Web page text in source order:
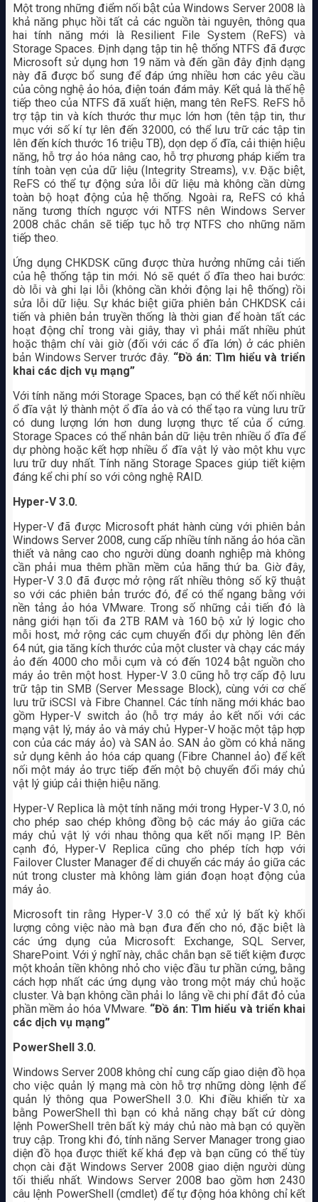
Một trong những điểm nối bật của Windows Server 2008 là
khả năng phục hồi tất cả các nguồn tài nguyên, thông qua
hai tính năng mới là Resilient File System (ReFS) và
Storage Spaces. Định dạng tập tin hệ thống NTFS đã được
Microsoft sử dụng hơn 19 năm và đến gần đây định dạng
này đã được bổ sung để đáp ứng nhiều hơn các yêu cầu
của công nghệ ảo hóa, điện toán đám mây. Kết quả là thế hệ
tiếp theo của NTFS đã xuất hiện, mang tên ReFS. ReFS hỗ
trợ tập tin và kích thước thư mục lớn hơn (tên tập tin, thư
mục với số kí tự lên đến 32000, có thể lưu trữ các tập tin
lên đến kích thước 16 triệu TB), dọn dẹp ổ đĩa, cải thiện hiệu
năng, hỗ trợ ảo hóa nâng cao, hỗ trợ phương pháp kiểm tra
tính toàn vẹn của dữ liệu (Integrity Streams), v.v. Đặc biệt,
ReFS có thể tự động sửa lỗi dữ liệu mà không cần dừng
toàn bộ hoạt động của hệ thống. Ngoài ra, ReFS có khả
năng tương thích ngược với NTFS nên Windows Server
2008 chắc chắn sẽ tiếp tục hỗ trợ NTFS cho những năm
tiếp theo.
Ứng dụng CHKDSK cũng được thừa hưởng những cải tiến
của hệ thống tập tin mới. Nó sẽ quét ổ đĩa theo hai bước:
dò lỗi và ghi lại lỗi (không cần khởi động lại hệ thống) rồi
sửa lỗi dữ liệu. Sự khác biệt giữa phiên bản CHKDSK cải
tiến và phiên bản truyền thống là thời gian để hoàn tất các
hoạt động chỉ trong vài giây, thay vì phải mất nhiều phút
hoặc thậm chí vài giờ (đối với các ổ đĩa lớn) ở các phiên
bản Windows Server trước đây. “Đồ án: Tìm hiểu và triển
khai các dịch vụ mạng”
Với tính năng mới Storage Spaces, bạn có thể kết nối nhiều
ổ đĩa vật lý thành một ổ đĩa ảo và có thể tạo ra vùng lưu trữ
có dung lượng lớn hơn dung lượng thực tế của ổ cứng.
Storage Spaces có thể nhân bản dữ liệu trên nhiều ổ đĩa để
dự phòng hoặc kết hợp nhiều ổ đĩa vật lý vào một khu vực
lưu trữ duy nhất. Tính năng Storage Spaces giúp tiết kiệm
đáng kể chi phí so với công nghệ RAID.
Hyper-V 3.0.
Hyper-V đã được Microsoft phát hành cùng với phiên bản
Windows Server 2008, cung cấp nhiều tính năng ảo hóa cần
thiết và nâng cao cho người dùng doanh nghiệp mà không
cần phải mua thêm phần mềm của hãng thứ ba. Giờ đây,
Hyper-V 3.0 đã được mở rộng rất nhiều thông số kỹ thuật
so với các phiên bản trước đó, để có thể ngang bằng với
nền tảng ảo hóa VMware. Trong số những cải tiến đó là
nâng giới hạn tối đa 2TB RAM và 160 bộ xử lý logic cho
mỗi host, mở rộng các cụm chuyển đổi dự phòng lên đến
64 nút, gia tăng kích thước của một cluster và chạy các máy
ảo đến 4000 cho mỗi cụm và có đến 1024 bật nguồn cho
máy ảo trên một host. Hyper-V 3.0 cũng hỗ trợ cấp độ lưu
trữ tập tin SMB (Server Message Block), cùng với cơ chế
lưu trữ iSCSI và Fibre Channel. Các tính năng mới khác bao
gồm Hyper-V switch ảo (hỗ trợ máy ảo kết nối với các
mạng vật lý, máy ảo và máy chủ Hyper-V hoặc một tập hợp
con của các máy ảo) và SAN ảo. SAN ảo gồm có khả năng
sử dụng kênh ảo hóa cáp quang (Fibre Channel ảo) để kết
nối một máy ảo trực tiếp đến một bộ chuyển đổi máy chủ
vật lý giúp cải thiện hiệu năng.
Hyper-V Replica là một tính năng mới trong Hyper-V 3.0, nó
cho phép sao chép không đồng bộ các máy ảo giữa các
máy chủ vật lý với nhau thông qua kết nối mạng IP. Bên
cạnh đó, Hyper-V Replica cũng cho phép tích hợp với
Failover Cluster Manager để di chuyển các máy ảo giữa các
nút trong cluster mà không làm gián đoạn hoạt động của
máy ảo.
Microsoft tin rằng Hyper-V 3.0 có thể xử lý bất kỳ khối
lượng công việc nào mà bạn đưa đến cho nó, đặc biệt là
các ứng dụng của Microsoft: Exchange, SQL Server,
SharePoint. Với ý nghĩ này, chắc chắn bạn sẽ tiết kiệm được
một khoản tiền không nhỏ cho việc đầu tư phần cứng, bằng
cách hợp nhất các ứng dụng vào trong một máy chủ hoặc
cluster. Và bạn không cần phải lo lắng về chi phí đắt đỏ của
phần mềm ảo hóa VMware. “Đồ án: Tìm hiểu và triển khai
các dịch vụ mạng”
PowerShell 3.0.
Windows Server 2008 không chỉ cung cấp giao diện đồ họa
cho việc quản lý mạng mà còn hỗ trợ những dòng lệnh để
quản lý thông qua PowerShell 3.0. Khi điều khiển từ xa
bằng PowerShell thì bạn có khả năng chạy bất cứ dòng
lệnh PowerShell trên bất kỳ máy chủ nào mà bạn có quyền
truy cập. Trong khi đó, tính năng Server Manager trong giao
diện đồ họa được thiết kế khá đẹp và bạn cũng có thể tùy
chọn cài đặt Windows Server 2008 giao diện người dùng
tối thiểu nhất. Windows Server 2008 bao gồm hơn 2430
câu lệnh PowerShell (cmdlet) để tự động hóa không chỉ kết